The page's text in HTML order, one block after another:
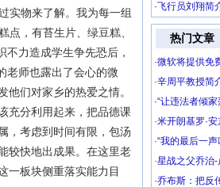
·飞行员刘翔简
热门文章
·微软将提供免
·辛周平教授简
·“让违法者倾
·米开朗基罗·
·“我的最后一
·星战之父乔治
·乔布斯：把反
实物来了解。我为每一组
点，有苔生片、绿豆糕、
力造成学生争先恐后，
老师也露出了会心的微
们对家乡的热爱之情。
分利用起来，把品德课
，考虑到时间有限，包汤
较快地出成果。在这里老
一板块侧重落实能力目